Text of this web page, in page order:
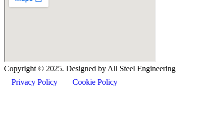
Copyright © 2025. Designed by All Steel Engineering
Privacy Policy
Cookie Policy